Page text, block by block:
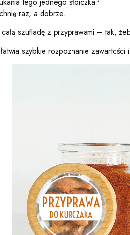
raz, a dobrze.
szufladę z przyprawami – tak,
szybkie rozpoznanie zawartości